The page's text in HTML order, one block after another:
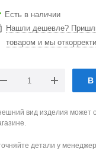
Есть в наличии
Нашли дешевле?
товаром и мы
В
вид изделия может
детали у